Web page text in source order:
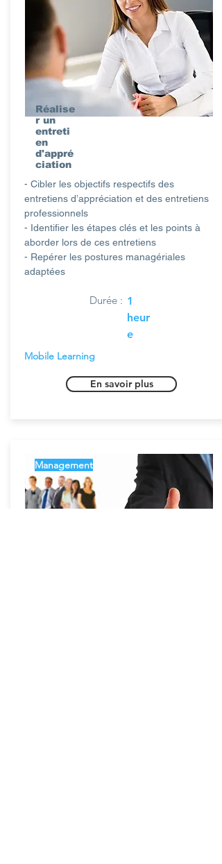
Réalise
r un
entreti
en
d'appré
ciation
- Cibler les objectifs respectifs des
entretiens d’appréciation et des entretiens
professionnels
- Identifier les étapes clés et les points à
aborder lors de ces entretiens
- Repérer les postures managériales
adaptées
Durée : 1
heur
e
Mobile Learning
En savoir plus
Management